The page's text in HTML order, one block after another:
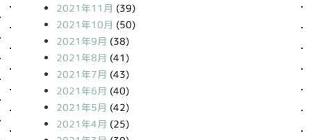
2021年11月 (39)
2021年10月 (50)
2021年9月 (38)
2021年8月 (41)
2021年7月 (43)
2021年6月 (40)
2021年5月 (42)
2021年4月 (25)